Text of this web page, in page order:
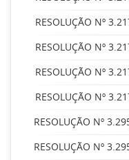
RESOLUÇÃO Nº
RESOLUÇÃO Nº
RESOLUÇÃO Nº
RESOLUÇÃO Nº
RESOLUÇÃO Nº
RESOLUÇÃO Nº